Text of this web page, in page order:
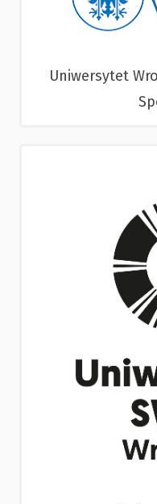
Uniwersytet